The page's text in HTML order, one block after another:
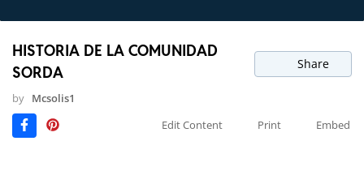
HISTORIA DE LA COMUNIDAD
SORDA
Share
by Mcsolis1
Edit Content
Print Embed